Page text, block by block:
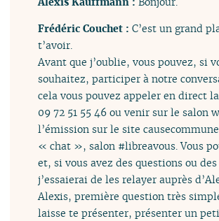
Frédéric Couchet :C’est un grand
t’avoir.
Avant que j’oublie, vous pouvez, si
souhaitez, participer à notre
cela vous pouvez appeler en direct
09 72 51 55 46 ou venir sur le salon
l’émission sur le site
« chat », salon #libreavous. Vous
et, si vous avez des questions ou
j’essaierai de les relayer auprès
Alexis, première question très
laisse te présenter, présenter un